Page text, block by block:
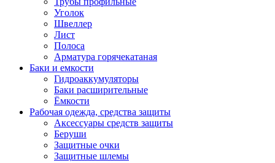
Уголок
Швеллер
Лист
Полоса
Арматура горячекатаная
Баки и емкости
Гидроаккумуляторы
Баки расширительные
Ёмкости
Рабочая одежда, средства защиты
Аксессуары средств защиты
Беруши
Защитные очки
Защитные шлемы